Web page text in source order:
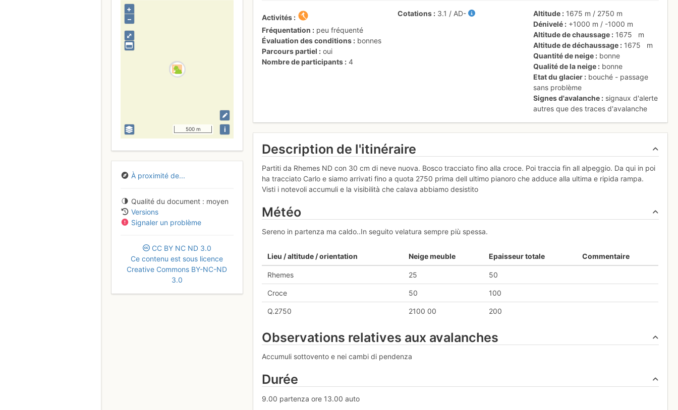
⤢
+
–
500 m i
À proximité de...
Qualité du document
moyen
Versions
Signaler un problème
CC BY NC ND 3.0
Ce contenu est sous licence
Creative Commons BY-NC-ND
3.0
Activités
Fréquentation
peu fréquenté
Évaluation des conditions
bonnes
Parcours partiel
oui
Nombre de participants
4
Cotations 3.1 / AD- Altitude 1675 m / 2750 m
Dénivelé
+1000 m / -1000 m
Altitude de chaussage
1675
m
Altitude de déchaussage
1675
m
Quantité de neige
bonne
Qualité de la neige
bonne
Etat du glacier
bouché - passage
sans problème
Signes d'avalanche
signaux d'alerte
autres que des traces d'avalanche
Description de l'itinéraire
Partiti da Rhemes ND con 30 cm di neve nuova. Bosco tracciato fino alla croce. Poi traccia fin all alpeggio. Da qui in poi
ha tracciato Carlo e siamo arrivati fino a quota 2750 prima dell ultimo pianoro che adduce alla ultima e ripida rampa.
Visti i notevoli accumuli e la visibilità che calava abbiamo desistito
Météo
Sereno in partenza ma caldo..In seguito velatura sempre più spessa.
Lieu / altitude / orientation Neige meuble Epaisseur totale Commentaire
Rhemes 25 50
Croce 50 100
Q.2750 2100 00 200
Observations relatives aux avalanches
Accumuli sottovento e nei cambi di pendenza
Durée
9.00 partenza ore 13.00 auto